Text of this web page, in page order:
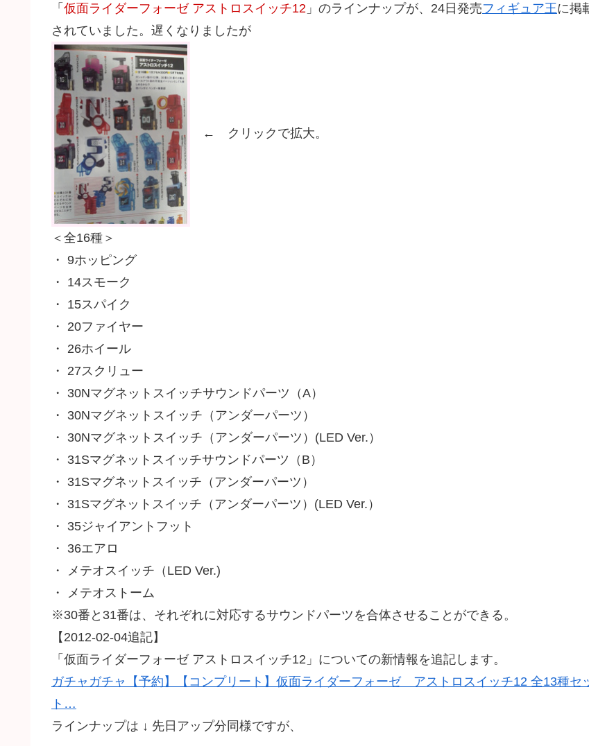
「 仮面ライダーフォーゼ アストロスイッチ12 」のラインナップが、24日発売フィギュア王に掲
されていました。遅くなりましたが
← クリックで拡大。
＜全16種＞
・ 9ホッピング
・ 14スモーク
・ 15スパイク
・ 20ファイヤー
・ 26ホイール
・ 27スクリュー
・ 30Nマグネットスイッチサウンドパーツ（A）
・ 30Nマグネットスイッチ（アンダーパーツ）
・ 30Nマグネットスイッチ（アンダーパーツ）(LED Ver.）
・ 31Sマグネットスイッチサウンドパーツ（B）
・ 31Sマグネットスイッチ（アンダーパーツ）
・ 31Sマグネットスイッチ（アンダーパーツ）(LED Ver.）
・ 35ジャイアントフット
・ 36エアロ
・ メテオスイッチ（LED Ver.)
・ メテオストーム
※30番と31番は、それぞれに対応するサウンドパーツを合体させることができる。
【2012-02-04追記】
「仮面ライダーフォーゼ アストロスイッチ12」についての新情報を追記します。
ガチャガチャ【予約】【コンプリート】仮面ライダーフォーゼ アストロスイッチ12 全13種セ
ト…
ラインナップは ↓ 先日アップ分同様ですが、